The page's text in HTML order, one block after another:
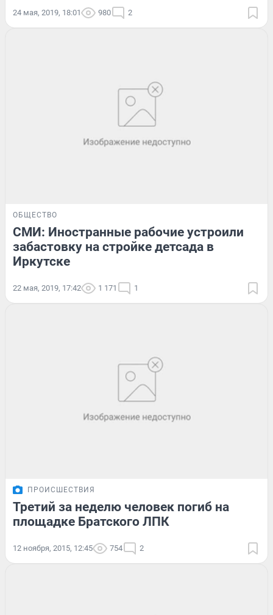
24 мая, 2019, 18:01 980 2
ОБЩЕСТВО
СМИ: Иностранные рабочие устроили
забастовку на стройке детсада в
Иркутске
22 мая, 2019, 17:42 1 171 1
ПРОИСШЕСТВИЯ
Третий за неделю человек погиб на
площадке Братского ЛПК
12 ноября, 2015, 12:45 754 2